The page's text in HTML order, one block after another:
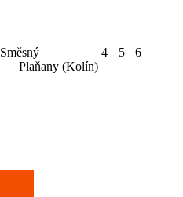
Směsný
Plaňany (Kolín)
4 5 6